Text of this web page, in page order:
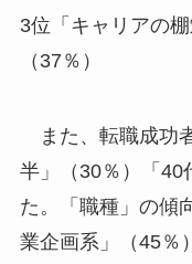
3位「キャリアの
（37％）
また、転職成功
半」（30％）「40
た。「職種」の傾
業企画系」（45％